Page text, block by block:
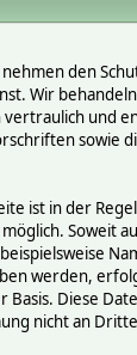
den
Wir
und
sowie
ist in der
Soweit
werden,
Basis. Diese
nicht an